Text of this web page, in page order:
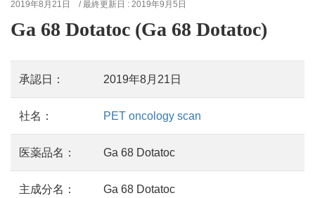
2019年8月21日 / 最終更新日 : 2019年9月5日
Ga 68 Dotatoc (Ga 68 Dotatoc)
承認日： 2019年8月21日
社名： PET oncology scan
医薬品名： Ga 68 Dotatoc
主成分名： Ga 68 Dotatoc